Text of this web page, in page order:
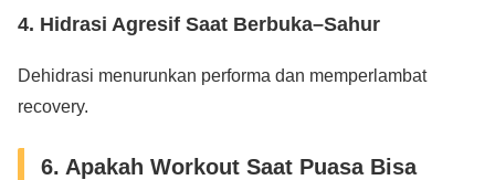
4. Hidrasi Agresif Saat Berbuka–Sahur
Dehidrasi menurunkan performa dan memperlambat
recovery.
6. Apakah Workout Saat Puasa Bisa